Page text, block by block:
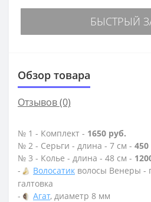
БЫСТРЫЙ
Обзор товара
Отзывов (0)
№ 1 - Комплект - 1650 руб.
№ 2 - Серьги - длина - 7 см - 450
№ 3 - Колье - длина - 48 см -
-
Волосатик волосы Венеры -
галтовка
-
Агат, диаметр 8 мм